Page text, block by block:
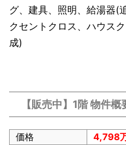
グ、建具、照明、給湯器(
クセントクロス、ハウス
成)
【販売中】1階 物件概
価格
4,798